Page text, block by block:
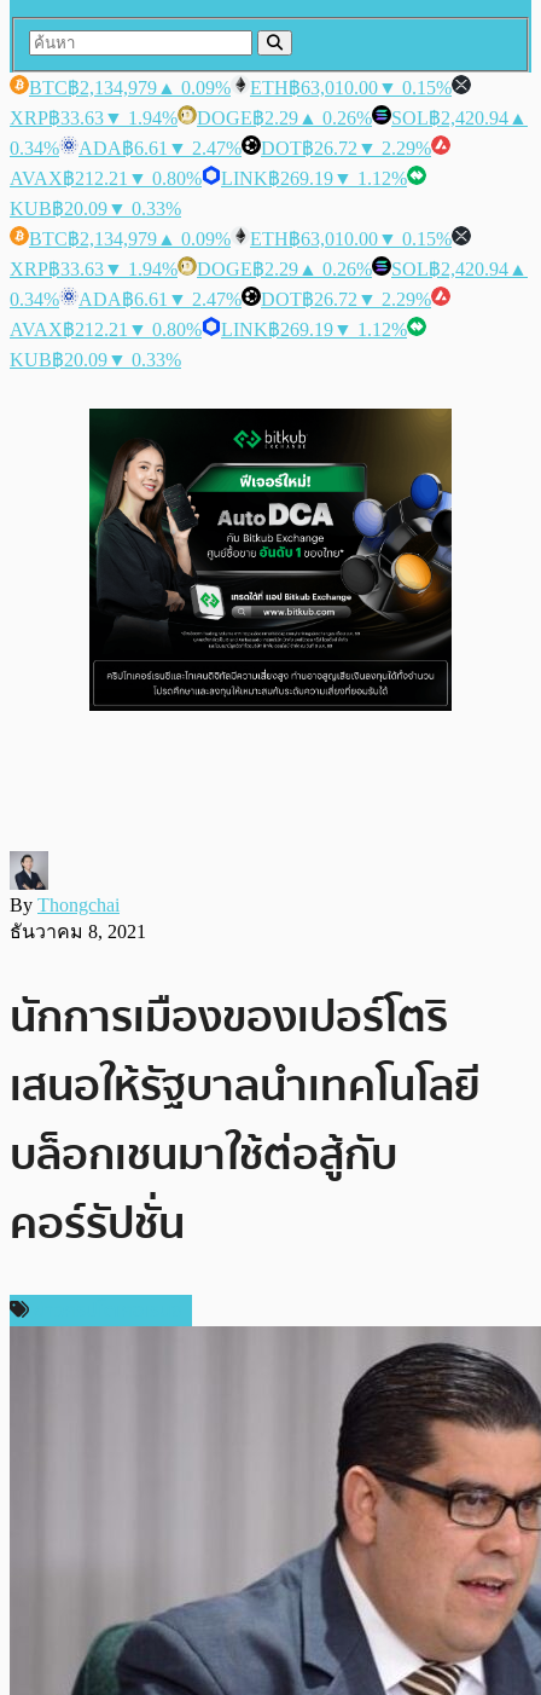
BTC฿2,134,979 ▲ 0.09% ETH฿63,010.00▼ 0.15%
XRP฿33.63▼ 1.94% DOGE฿2.29 ▲ 0.26% SOL฿2,420.94 ▲
0.34%
ADA฿6.61 ▼ 2.47% DOT฿26.72 ▼ 2.29%
AVAX฿212.21 ▼ 0.80% LINK฿269.19▼ 1.12%
KUB฿20.09▼ 0.33%
BTC฿2,134,979 ▲ 0.09% ETH฿63,010.00▼ 0.15%
XRP฿33.63▼ 1.94% DOGE฿2.29 ▲ 0.26% SOL฿2,420.94 ▲
0.34%
ADA฿6.61 ▼ 2.47% DOT฿26.72 ▼ 2.29%
AVAX฿212.21 ▼ 0.80% LINK฿269.19▼ 1.12%
KUB฿20.09▼ 0.33%
By Thongchai
ธันวาคม 8, 2021
นักการเมืองของเปอร์โตริ
เสนอให้รัฐบาลนำเทคโนโลยี
บล็อกเชนมาใช้ต่อสู้กับ
คอร์รัปชั่น